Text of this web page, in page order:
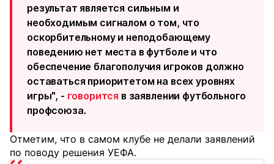
результат является сильным и
необходимым сигналом о том, что
оскорбительному и неподобающему
поведению нет места в футболе и что
обеспечение благополучия игроков должно
оставаться приоритетом на всех уровнях
игры", - говорится в заявлении футбольного
профсоюза.
Отметим, что в самом клубе не делали заявлений
по поводу решения УЕФА.